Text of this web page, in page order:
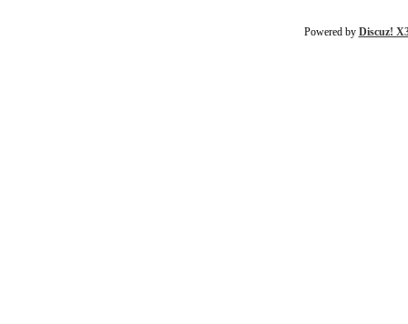
Powered by Discuz!